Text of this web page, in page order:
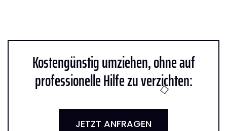
Kostengünstig umziehen, ohne auf
professionelle Hilfe zu verzichten:
JETZT ANFRAGEN